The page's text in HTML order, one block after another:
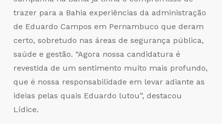
trazer para a Bahia experiências da administração
de Eduardo Campos em Pernambuco que deram
certo, sobretudo nas áreas de segurança pública,
saúde e gestão. “Agora nossa candidatura é
revestida de um sentimento muito mais profundo,
que é nossa responsabilidade em levar adiante as
ideias pelas quais Eduardo lutou”, destacou
Lídice.